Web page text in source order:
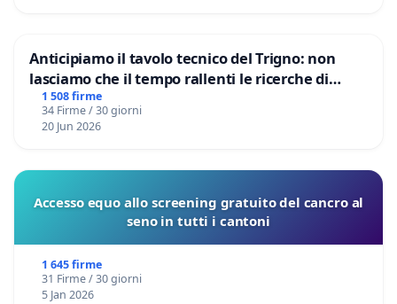
Anticipiamo il tavolo tecnico del Trigno: non
lasciamo che il tempo rallenti le ricerche di
Domenico Racanati
1 508 firme
34 Firme / 30 giorni
20 Jun 2026
Accesso equo allo screening gratuito del cancro al
seno in tutti i cantoni
1 645 firme
31 Firme / 30 giorni
5 Jan 2026